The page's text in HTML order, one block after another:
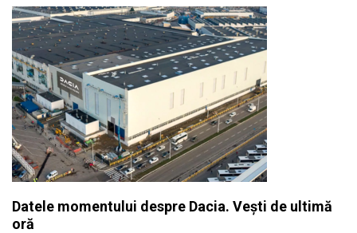
Datele momentului despre Dacia. Vești de ultimă
oră